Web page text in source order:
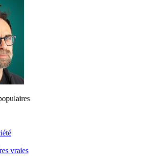
vraies